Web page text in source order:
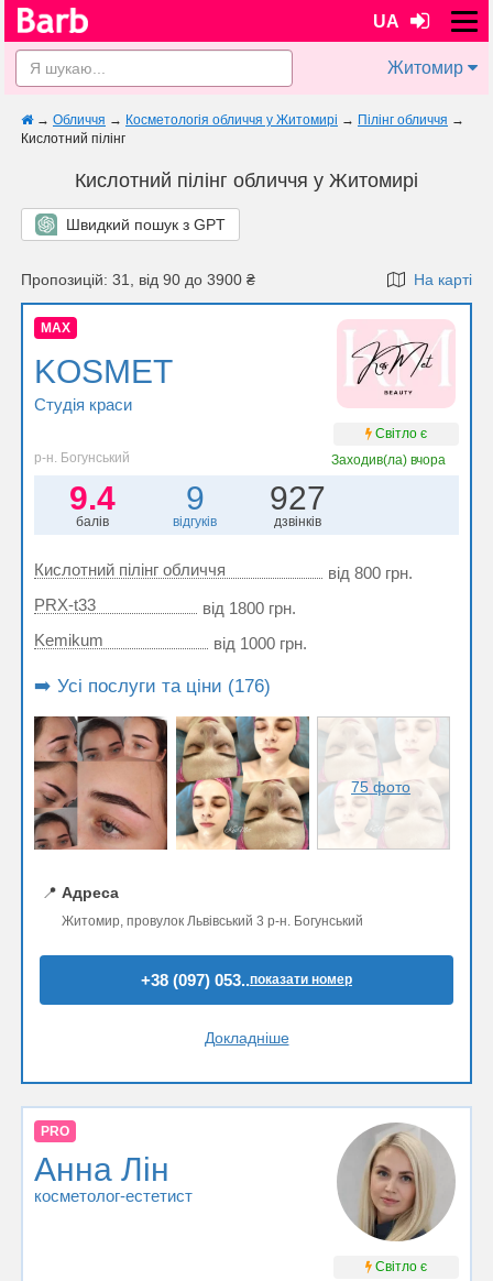
UA
Житомир
→ Обличчя → Косметологія обличчя у Житомирі → Пілінг обличчя →
Кислотний пілінг
Кислотний пілінг обличчя у Житомирі
Швидкий пошук з GPT
Пропозицій: 31, від 90 до 3900 ₴ На карті
MAX
KOSMET
Студія краси
Світло є
р-н. Богунський
Заходив(ла) вчора
9.4
балів
9
відгуків
927
дзвінків
Кислотний пілінг обличчя
від 800 грн.
PRX-t33
від 1800 грн.
Kemikum
від 1000 грн.
➡️ Усі послуги та ціни (176)
75 фото
📍 Адреса
Житомир, провулок Львівський 3 р-н. Богунський
+38 (097) 053..показати номер
Докладніше
PRO
Анна Лін
косметолог-естетист
Світло є